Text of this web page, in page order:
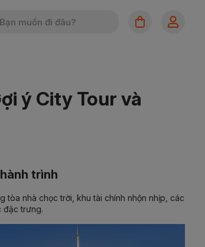
ý City Tour và
trình
tòa nhà chọc trời, khu tài chính nhộn nhịp, các
đặc trưng.